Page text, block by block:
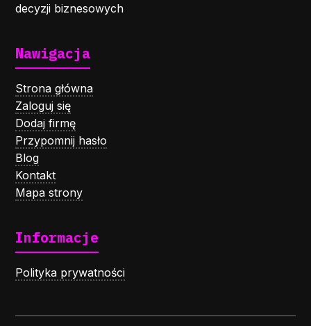
decyzji biznesowych
Nawigacja
Strona główna
Zaloguj się
Dodaj firmę
Przypomnij hasło
Blog
Kontakt
Mapa strony
Informacje
Polityka prywatności